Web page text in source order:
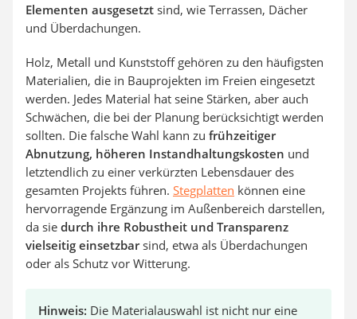
Elementen ausgesetzt sind, wie Terrassen, Dächer
und Überdachungen.
Holz, Metall und Kunststoff gehören zu den häufigsten
Materialien, die in Bauprojekten im Freien eingesetzt
werden. Jedes Material hat seine Stärken, aber auch
Schwächen, die bei der Planung berücksichtigt werden
sollten. Die falsche Wahl kann zu frühzeitiger
Abnutzung, höheren Instandhaltungskosten und
letztendlich zu einer verkürzten Lebensdauer des
gesamten Projekts führen. Stegplatten können eine
hervorragende Ergänzung im Außenbereich darstellen,
da sie durch ihre Robustheit und Transparenz
vielseitig einsetzbarsind, etwa als Überdachungen
oder als Schutz vor Witterung.
Hinweis: Die Materialauswahl ist nicht nur eine